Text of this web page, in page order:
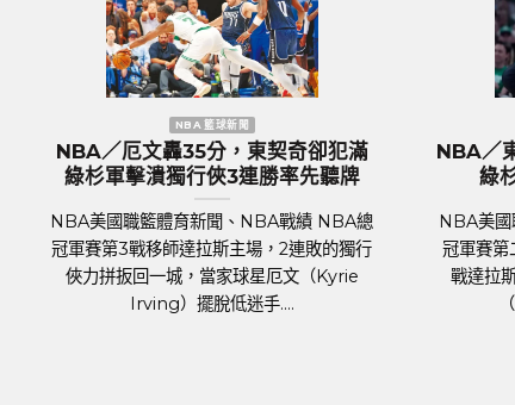
復出組塞爾提克完全體 綠
衛主場18分差大勝率先開胡
職籃體育新聞、NBA戰績 NBA總
日正式登場，波士頓塞爾提克主場
斯獨行俠，關鍵人物是傷癒歸隊的
星前鋒波爾辛吉斯（Kris....
歐國盃／奪冠大熱
格蘭隊抵達德國受
足球聯賽體育新聞、足
2024年歐洲國家盃（
將於6月14日於德國正